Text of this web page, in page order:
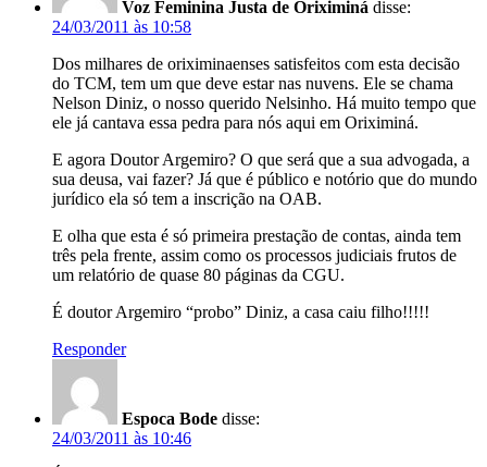
Voz Feminina Justa de Oriximiná disse:
24/03/2011 às 10:58
Dos milhares de oriximinaenses satisfeitos com esta decisão
do TCM, tem um que deve estar nas nuvens. Ele se chama
Nelson Diniz, o nosso querido Nelsinho. Há muito tempo que
ele já cantava essa pedra para nós aqui em Oriximiná.
E agora Doutor Argemiro? O que será que a sua advogada, a
sua deusa, vai fazer? Já que é público e notório que do mundo
jurídico ela só tem a inscrição na OAB.
E olha que esta é só primeira prestação de contas, ainda tem
três pela frente, assim como os processos judiciais frutos de
um relatório de quase 80 páginas da CGU.
É doutor Argemiro “probo” Diniz, a casa caiu filho!!!!!
Responder
Espoca Bode disse:
24/03/2011 às 10:46